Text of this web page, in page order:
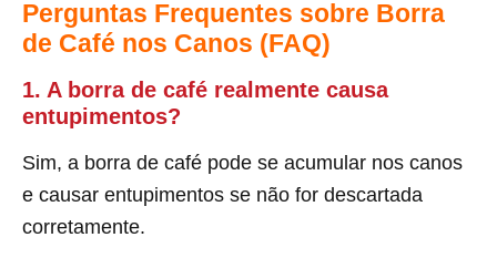
Perguntas Frequentes sobre Borra
de Café nos Canos (FAQ)
1. A borra de café realmente causa
entupimentos?
Sim, a borra de café pode se acumular nos canos
e causar entupimentos se não for descartada
corretamente.